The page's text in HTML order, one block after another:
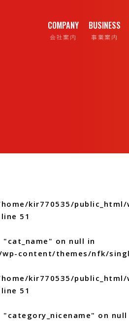
COMPANY
会社案内
BUSINESS
事業案内
kir770535/public_html/
51
on null in
content/themes/nfk/
kir770535/public_html/
51
on null